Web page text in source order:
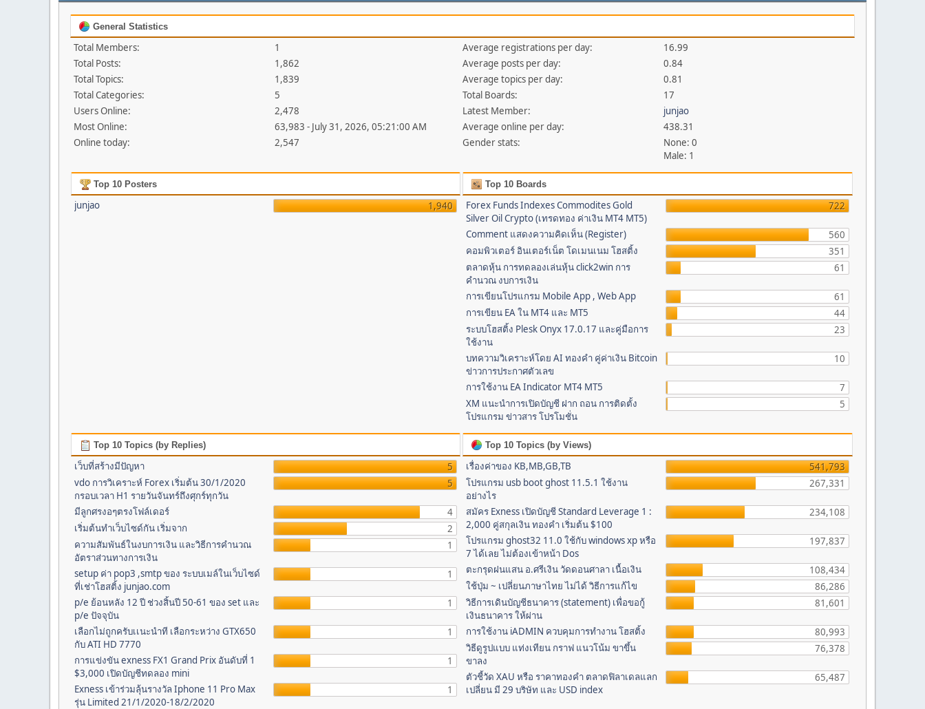
General Statistics
Total Members:
1
Total Posts:
1,862
Total Topics:
1,839
Total Categories:
5
Users Online:
2,478
Most Online:
63,983 - July 31, 2026, 05:21:00 AM
Online today:
2,547
Average registrations per day:
16.99
Average posts per day:
0.84
Average topics per day:
0.81
Total Boards:
17
Latest Member:
junjao
Average online per day:
438.31
Gender stats:
None: 0
Male: 1
Top 10 Posters
junjao 1,940
Top 10 Boards
Forex Funds Indexes Commodites Gold
Silver Oil Crypto (เทรดทอง ค่าเงิน MT4 MT5)
722
Comment แสดงความคิดเห็น (Register)
560
คอมพิวเตอร์ อินเตอร์เน็ต โดเมนเนม โฮสติ้ง
351
ตลาดหุ้น การทดลองเล่นหุ้น click2win การ
คำนวณ งบการเงิน
61
การเขียนโปรแกรม Mobile App , Web App
61
การเขียน EA ใน MT4 และ MT5
44
ระบบโฮสติ้ง Plesk Onyx 17.0.17 และคู่มือการ
ใช้งาน
23
บทความวิเคราะห์โดย AI ทองคำ คู่ค่าเงิน Bitcoin
ข่าวการประกาศตัวเลข
10
การใช้งาน EA Indicator MT4 MT5
7
XM แนะนำการเปิดบัญชี ฝาก ถอน การติดตั้ง
โปรแกรม ข่าวสาร โปรโมชั่น
5
Top 10 Topics (by Replies)
เว็บที่สร้างมีปัญหา
5
vdo การวิเคราะห์ Forex เริ่มต้น 30/1/2020
กรอบเวลา H1 รายวันจันทร์ถึงศุกร์ทุกวัน
5
มีลูกศรงอๆตรงโฟล์เดอร์
4
เริ่มต้นทำเว็บไซด์กัน เริ่มจาก
2
ความสัมพันธ์ในงบการเงิน และวิธีการคำนวณ
อัตราส่วนทางการเงิน
1
setup ค่า pop3 ,smtp ของ ระบบเมล์ในเว็บไซด์
ที่เช่าโฮสติ้ง junjao.com
1
p/e ย้อนหลัง 12 ปี ช่วงสิ้นปี 50-61 ของ set และ
p/e ปัจจุบัน
1
เลือกไม่ถูกครับเเนะนำที เลือกระหว่าง GTX650
กับ ATI HD 7770
1
การแข่งขัน exness FX1 Grand Prix อันดับที่ 1
$3,000 เปิดบัญชีทดลอง mini
1
Exness เข้าร่วมลุ้นรางวัล Iphone 11 Pro Max
รุ่น Limited 21/1/2020-18/2/2020
1
Top 10 Topics (by Views)
เรื่องค่าของ KB,MB,GB,TB
541,793
โปรแกรม usb boot ghost 11.5.1 ใช้งาน
อย่างไร
267,331
สมัคร Exness เปิดบัญชี Standard Leverage 1 :
2,000 คู่สกุลเงิน ทองคำ เริ่มต้น $100
234,108
โปรแกรม ghost32 11.0 ใช้กับ windows xp หรือ
7 ได้เลย ไม่ต้องเข้าหน้า Dos
197,837
ตะกรุดฝนแสน อ.ศรีเงิน วัดดอนศาลา เนื้อเงิน
108,434
ใช้ปุ่ม ~ เปลี่ยนภาษาไทย ไม่ได้ วิธีการแก้ไข
86,286
วิธีการเดินบัญชีธนาคาร (statement) เพื่อขอกู้
เงินธนาคาร ให้ผ่าน
81,601
การใช้งาน iADMIN ควบคุมการทำงาน โฮสติ้ง
80,993
วิธีดูรูปแบบ แท่งเทียน กราฟ แนวโน้ม ขาขึ้น
ขาลง
76,378
ตัวชี้วัด XAU หรือ ราคาทองคำ ตลาดฟิลาเดลแลก
เปลี่ยน มี 29 บริษัท และ USD index
65,487